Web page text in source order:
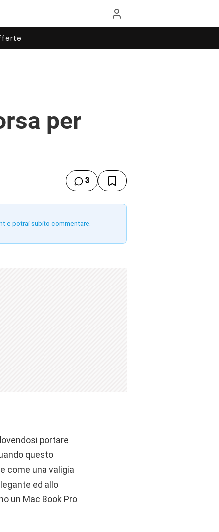
per
3
e potrai subito commentare.
portare
questo
come una valigia
ed allo
un Mac Book Pro